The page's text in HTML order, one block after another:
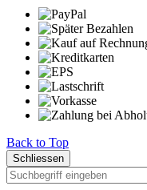
Back to Top
Schliessen